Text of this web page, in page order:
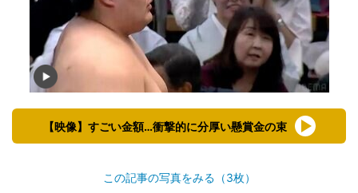
【映像】すごい金額…衝撃的に分厚い懸賞金の束
この記事の写真をみる（3枚）